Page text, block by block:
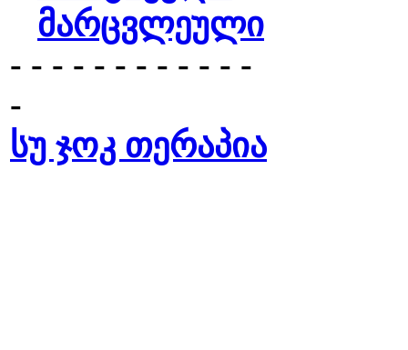
მარცვლეული
- - - - - - - - - - - -
-
სუ ჯოკ თერაპია